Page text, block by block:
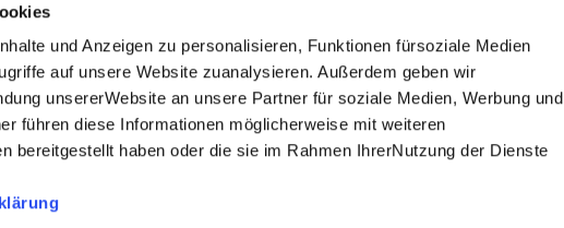
und Anzeigen zu personalisieren, Funktionen fürsoziale Medien
auf unsere Website zuanalysieren. Außerdem geben wir
unsererWebsite an unsere Partner für soziale Medien, Werbung und
führen diese Informationen möglicherweise mit weiteren
bereitgestellt haben oder die sie im Rahmen IhrerNutzung der Dienste
tourist.de